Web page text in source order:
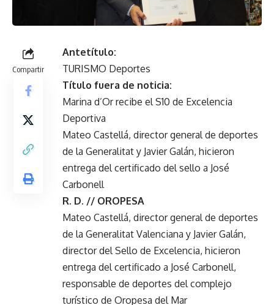
Compartir
Antetítulo:
TURISMO Deportes
Título fuera de noticia:
Marina d’Or recibe el S10 de Excelencia
Deportiva
Mateo Castellá, director general de deportes
de la Generalitat y Javier Galán, hicieron
entrega del certificado del sello a José
Carbonell
R. D. // OROPESA
Mateo Castellá, director general de deportes
de la Generalitat Valenciana y Javier Galán,
director del Sello de Excelencia, hicieron
entrega del certificado a José Carbonell,
responsable de deportes del complejo
turístico de Oropesa del Mar